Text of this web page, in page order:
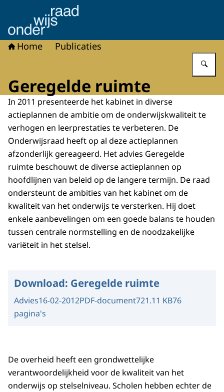
Naar de homepage van Onderwijsraad
Home Publicaties
Geregelde ruimte
In 2011 presenteerde het kabinet in diverse
actieplannen de ambitie om de onderwijskwaliteit te
verhogen en leerprestaties te verbeteren. De
Onderwijsraad heeft op al deze actieplannen
afzonderlijk gereageerd. Het advies Geregelde
ruimte beschouwt de diverse actieplannen op
hoofdlijnen van beleid op de langere termijn. De raad
ondersteunt de ambities van het kabinet om de
kwaliteit van het onderwijs te versterken. Hij doet
enkele aanbevelingen om een goede balans te houden
tussen centrale normstelling en de noodzakelijke
variëteit in het stelsel.
Download: Geregelde ruimte
Advies16-02-2012PDF-document721.11 KB76
pagina's
De overheid heeft een grondwettelijke
verantwoordelijkheid voor de kwaliteit van het
onderwijs op stelselniveau. Scholen hebben echter de